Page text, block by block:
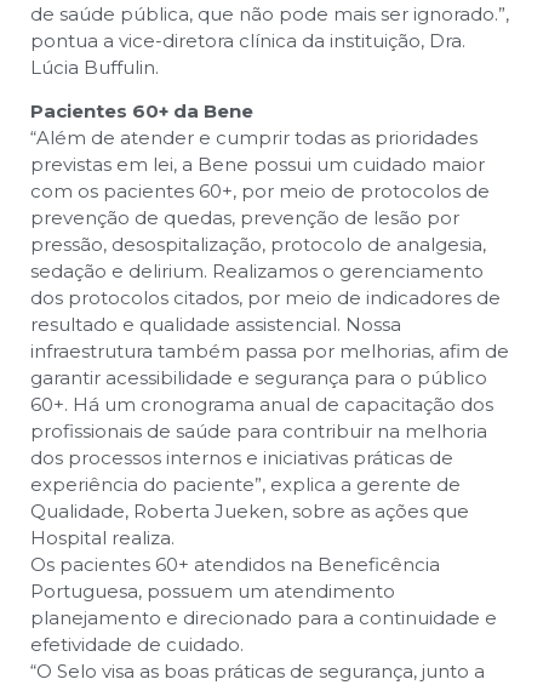
de saúde pública, que não pode mais ser ignorado.”,
pontua a vice-diretora clínica da instituição, Dra.
Lúcia Buffulin.
Pacientes 60+ da Bene
“Além de atender e cumprir todas as prioridades
previstas em lei, a Bene possui um cuidado maior
com os pacientes 60+, por meio de protocolos de
prevenção de quedas, prevenção de lesão por
pressão, desospitalização, protocolo de analgesia,
sedação e delirium. Realizamos o gerenciamento
dos protocolos citados, por meio de indicadores de
resultado e qualidade assistencial. Nossa
infraestrutura também passa por melhorias, afim de
garantir acessibilidade e segurança para o público
60+. Há um cronograma anual de capacitação dos
profissionais de saúde para contribuir na melhoria
dos processos internos e iniciativas práticas de
experiência do paciente”, explica a gerente de
Qualidade, Roberta Jueken, sobre as ações que
Hospital realiza.
Os pacientes 60+ atendidos na Beneficência
Portuguesa, possuem um atendimento
planejamento e direcionado para a continuidade e
efetividade de cuidado.
“O Selo visa as boas práticas de segurança, junto a